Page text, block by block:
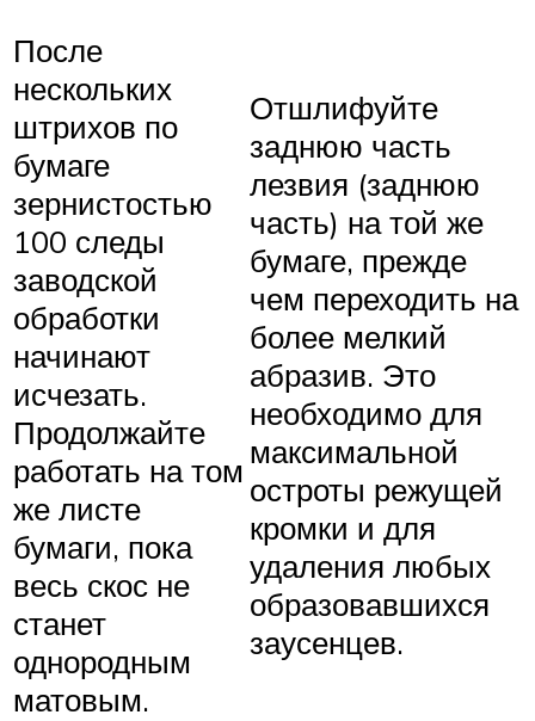
После
нескольких
штрихов по
бумаге
зернистостью
100 следы
заводской
обработки
начинают
исчезать.
Продолжайте
работать на том
же листе
бумаги, пока
весь скос не
станет
однородным
матовым.
Отшлифуйте
заднюю часть
лезвия (заднюю
часть) на той же
бумаге, прежде
чем переходить на
более мелкий
абразив. Это
необходимо для
максимальной
остроты режущей
кромки и для
удаления любых
образовавшихся
заусенцев.